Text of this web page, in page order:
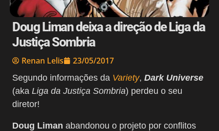
Doug Liman deixa a direção de Liga da
Justiça Sombria
Renan Lelis 23/05/2017
Segundo informações da Variety, Dark Universe
(aka Liga da Justiça Sombria) perdeu o seu
diretor!
Doug Liman abandonou o projeto por conflitos